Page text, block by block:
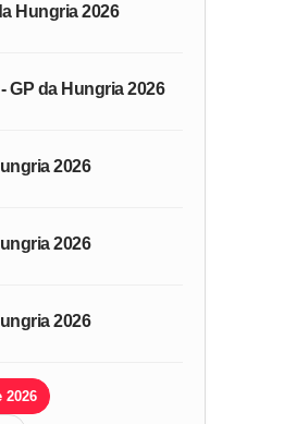
Hungria 2026
GP da Hungria 2026
2026
2026
2026
2026